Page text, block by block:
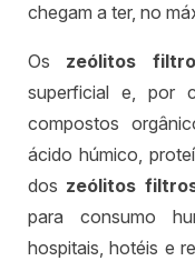
chegam a ter, no
Os zeólitos
superficial e, por
compostos
ácido húmico,
dos zeólitos
para consumo
hospitais, hotéis e